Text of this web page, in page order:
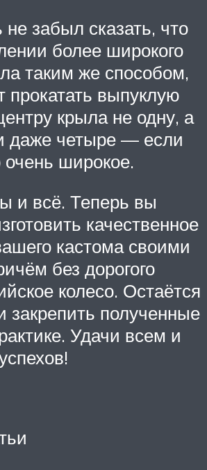
не забыл сказать, что
более широкого
таким же способом,
прокатать выпуклую
крыла не одну, а
даже четыре — если
широкое.
и всё. Теперь вы
качественное
кастома своими
без дорогого
колесо. Остаётся
закрепить полученные
Удачи всем и